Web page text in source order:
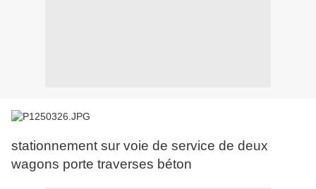
stationnement sur voie de service de deux
wagons porte traverses béton